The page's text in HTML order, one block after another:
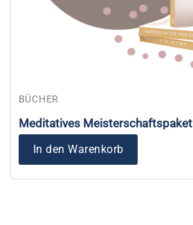
BÜCHER
Meditatives Meisterschaftspaket
In den Warenkorb